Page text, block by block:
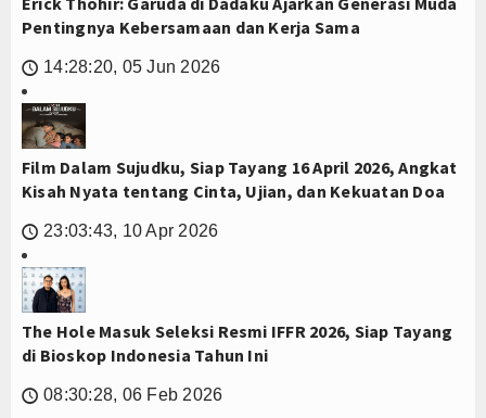
Pentingnya Kebersamaan dan Kerja Sama
🕔 14:28:20, 05 Jun 2026
Film Dalam Sujudku, Siap Tayang 16 April 2026, Angkat
Kisah Nyata tentang Cinta, Ujian, dan Kekuatan Doa
🕔 23:03:43, 10 Apr 2026
The Hole Masuk Seleksi Resmi IFFR 2026, Siap Tayang
di Bioskop Indonesia Tahun Ini
🕔 08:30:28, 06 Feb 2026